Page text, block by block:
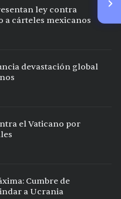
ley contra
a cárteles mexicanos
devastación global
el Vaticano por
Cumbre de
a Ucrania